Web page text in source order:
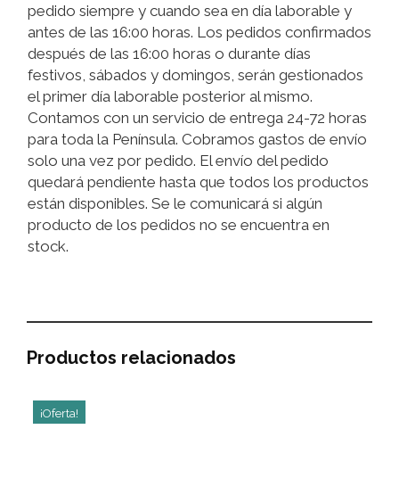
pedido siempre y cuando sea en día laborable y
antes de las 16:00 horas. Los pedidos confirmados
después de las 16:00 horas o durante días
festivos, sábados y domingos, serán gestionados
el primer día laborable posterior al mismo.
Contamos con un servicio de entrega 24-72 horas
para toda la Península. Cobramos gastos de envío
solo una vez por pedido. El envío del pedido
quedará pendiente hasta que todos los productos
están disponibles. Se le comunicará si algún
producto de los pedidos no se encuentra en
stock.
Productos relacionados
¡Oferta!